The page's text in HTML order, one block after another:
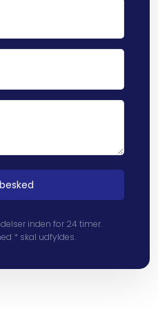
inden for 24 timer.
* skal udfyldes.​